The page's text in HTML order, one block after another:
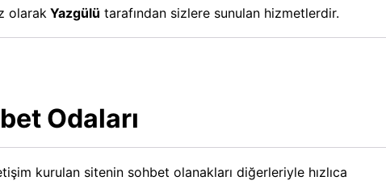
olarakYazgülü tarafından sizlere sunulan hizmetlerdir.
Odaları
kurulan sitenin sohbet olanakları diğerleriyle hızlıca